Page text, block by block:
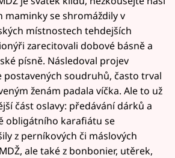
maminky se shromáždily v
místnostech tehdejších
zarecitovali dobové básně a
písně. Následoval projev
postavených soudruhů, často trval
ženám padala víčka. Ale to už
část oslavy: předávání dárků a
obligátního karafiátu se
z perníkových či máslových
ale také z bonbonier, utěrek,